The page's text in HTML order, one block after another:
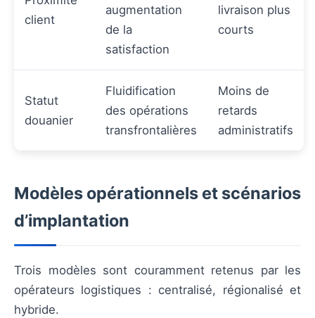
client
augmentation
de la
satisfaction
livraison plus
courts
Statut
douanier
Fluidification
des opérations
transfrontalières
Moins de
retards
administratifs
Modèles opérationnels et scénarios
d’implantation
Trois modèles sont couramment retenus par les
opérateurs logistiques : centralisé, régionalisé et
hybride.